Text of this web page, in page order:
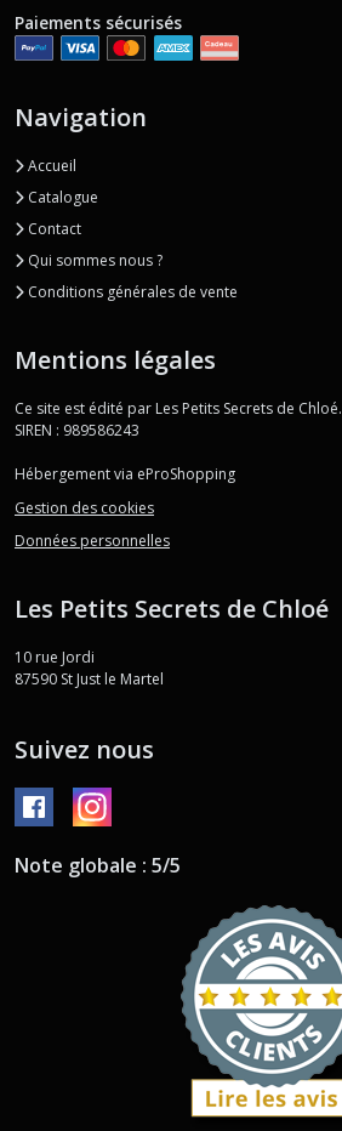
Paiements sécurisés
Navigation
Accueil
Catalogue
Contact
Qui sommes nous ?
Conditions générales de vente
Mentions légales
Ce site est édité par Les Petits Secrets de Chloé.
SIREN : 989586243
Hébergement via eProShopping
Gestion des cookies
Données personnelles
Les Petits Secrets de Chloé
10 rue Jordi
87590 St Just le Martel
Suivez nous
Note globale : 5/5